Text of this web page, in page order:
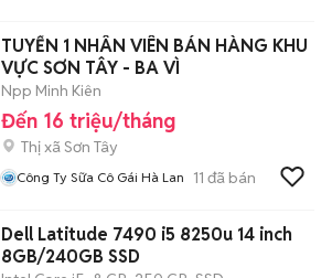
TUYỂN 1 NHÂN VIÊN BÁN HÀNG KHU
VỰC SƠN TÂY - BA VÌ
Npp Minh Kiên
Đến 16 triệu/tháng
Thị xã Sơn Tây
Công Ty Sữa Cô Gái Hà Lan 11 đã bán
Dell Latitude 7490 i5 8250u 14 inch
8GB/240GB SSD